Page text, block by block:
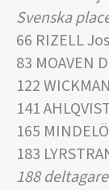
Svenska
66 RIZELL
83 MOAVEN
122
141
165
183
188 deltagare